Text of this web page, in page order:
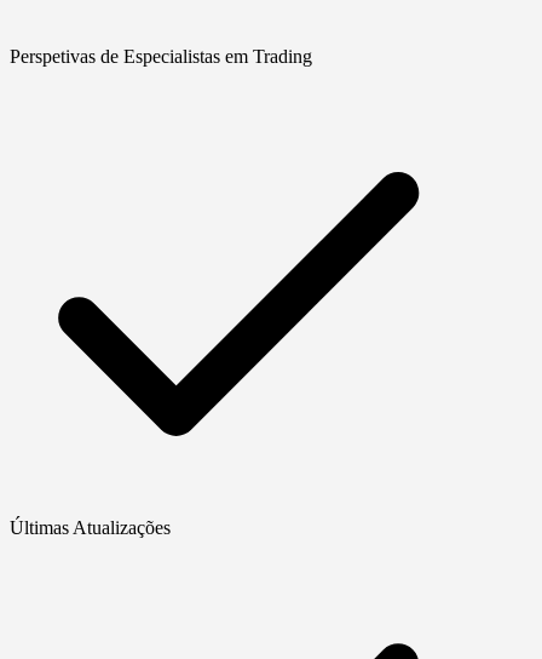
Perspetivas de Especialistas em Trading
Últimas Atualizações